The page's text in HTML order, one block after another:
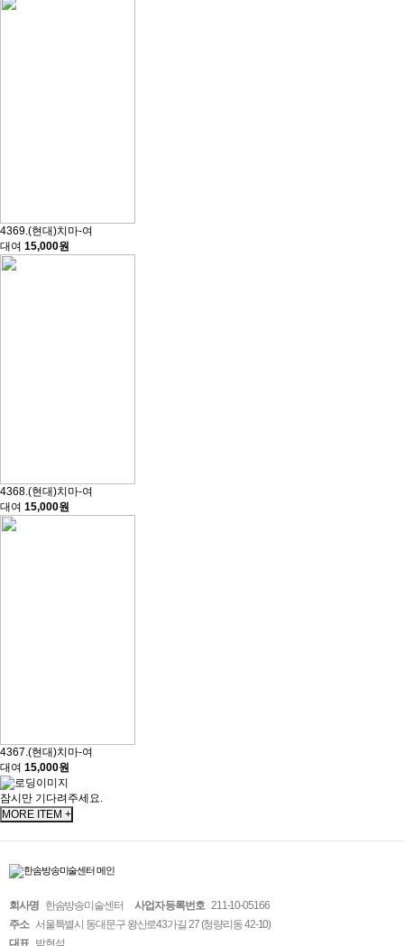
4369.(현대)치마-여
대여 15,000원
4368.(현대)치마-여
대여 15,000원
4367.(현대)치마-여
대여 15,000원
잠시만 기다려주세요.
MORE ITEM +
회사명 한솜방송미술센터 사업자 등록번호 211-10-05166
주소 서울특별시 동대문구 왕산로43가길 27 (청량리동 42-10)
대표 박현석